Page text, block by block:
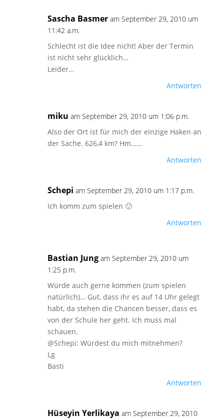
Sascha Basmer am September 29, 2010 um
11:42 a.m.
Schlecht ist die Idee nicht! Aber der Termin
ist nicht sehr glücklich…
Leider…
Antworten
miku am September 29, 2010 um 1:06 p.m.
Also der Ort ist für mich der einzige Haken an
der Sache. 626,4 km? Hm……
Antworten
Schepi am September 29, 2010 um 1:17 p.m.
Ich komm zum spielen 🙂
Antworten
Bastian Jung am September 29, 2010 um
1:25 p.m.
Würde auch gerne kommen (zum spielen
natürlich)… Gut, dass ihr es auf 14 Uhr gelegt
habt, da stehen die Chancen besser, dass es
von der Schule her geht. Ich muss mal
schauen.
@Schepi: Würdest du mich mitnehmen?
Lg
Basti
Antworten
Hüseyin Yerlikaya am September 29, 2010